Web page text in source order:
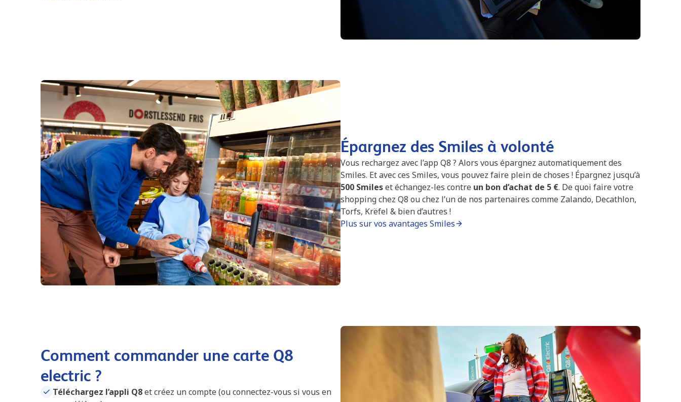
Épargnez des Smiles à volonté
Vous rechargez avec l’app Q8 ? Alors vous épargnez automatiquement des
Smiles. Et avec ces Smiles, vous pouvez faire plein de choses ! Épargnez jusqu’à
500 Smileset échangez-les contre un bon d’achat de 5 €. De quoi faire votre
shopping chez Q8 ou chez l’un de nos partenaires comme Zalando, Decathlon,
Torfs, Krëfel & bien d’autres !
Plus sur vos avantages Smiles
Comment commander une carte Q8
electric ?
Téléchargez l’appli Q8et créez un compte (ou connectez-vous si vous en